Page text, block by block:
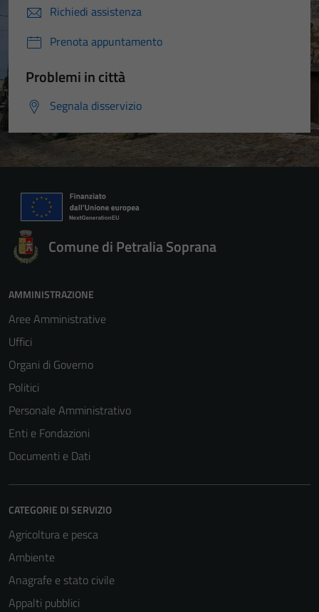
Richiedi assistenza
Prenota appuntamento
Problemi in città
Segnala disservizio
Comune di Petralia Soprana
AMMINISTRAZIONE
Aree Amministrative
Uffici
Organi di Governo
Politici
Personale Amministrativo
Enti e Fondazioni
Documenti e Dati
CATEGORIE DI SERVIZIO
Agricoltura e pesca
Ambiente
Anagrafe e stato civile
Appalti pubblici